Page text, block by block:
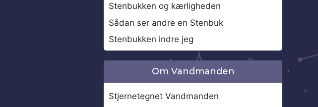
Stenbukken og kærligheden
Sådan ser andre en Stenbuk
Stenbukken indre jeg
Om Vandmanden
Stjernetegnet Vandmanden